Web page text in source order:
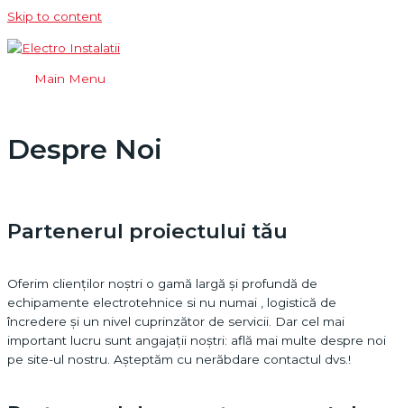
Skip to content
Main Menu
Despre Noi
Partenerul proiectului tău
Oferim clienților noștri o gamă largă și profundă de
echipamente electrotehnice si nu numai , logistică de
încredere și un nivel cuprinzător de servicii. Dar cel mai
important lucru sunt angajații noștri: află mai multe despre noi
pe site-ul nostru. Așteptăm cu nerăbdare contactul dvs.!